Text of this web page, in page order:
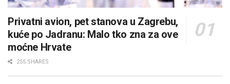
Privatni avion, pet stanova u Zagrebu,
kuće po Jadranu: Malo tko zna za ove
moćne Hrvate
255 SHARES